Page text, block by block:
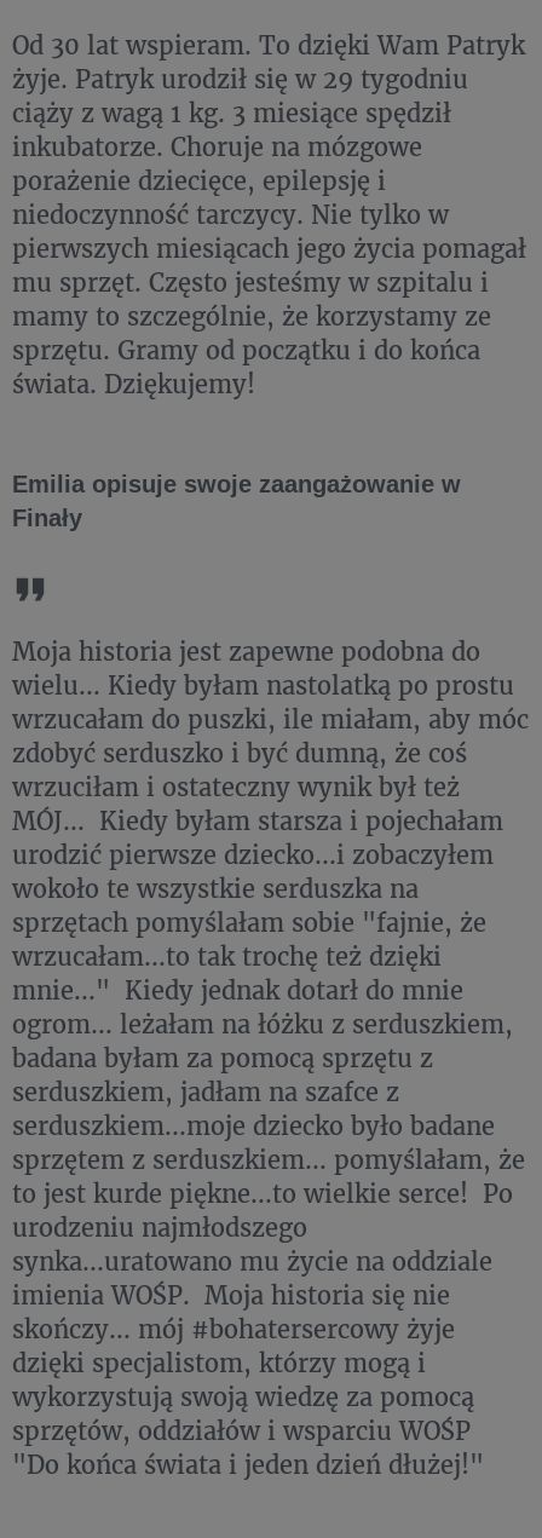
Od 30 lat wspieram. To dzięki Wam Patryk
żyje. Patryk urodził się w 29 tygodniu
ciąży z wagą 1 kg. 3 miesiące spędził
inkubatorze. Choruje na mózgowe
porażenie dziecięce, epilepsję i
niedoczynność tarczycy. Nie tylko w
pierwszych miesiącach jego życia pomagał
mu sprzęt. Często jesteśmy w szpitalu i
mamy to szczególnie, że korzystamy ze
sprzętu. Gramy od początku i do końca
świata. Dziękujemy!
Emilia opisuje swoje zaangażowanie w
Finały
Moja historia jest zapewne podobna do
wielu... Kiedy byłam nastolatką po prostu
wrzucałam do puszki, ile miałam, aby móc
zdobyć serduszko i być dumną, że coś
wrzuciłam i ostateczny wynik był też
MÓJ... Kiedy byłam starsza i pojechałam
urodzić pierwsze dziecko...i zobaczyłem
wokoło te wszystkie serduszka na
sprzętach pomyślałam sobie "fajnie, że
wrzucałam...to tak trochę też dzięki
mnie..." Kiedy jednak dotarł do mnie
ogrom... leżałam na łóżku z serduszkiem,
badana byłam za pomocą sprzętu z
serduszkiem, jadłam na szafce z
serduszkiem...moje dziecko było badane
sprzętem z serduszkiem... pomyślałam, że
to jest kurde piękne...to wielkie serce! Po
urodzeniu najmłodszego
synka...uratowano mu życie na oddziale
imienia WOŚP. Moja historia się nie
skończy... mój #bohatersercowy żyje
dzięki specjalistom, którzy mogą i
wykorzystują swoją wiedzę za pomocą
sprzętów, oddziałów i wsparciu WOŚP
"Do końca świata i jeden dzień dłużej!"